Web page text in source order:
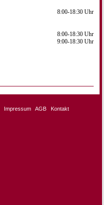
8:00-18:30 Uhr
8:00-18:30 Uhr
9:00-18:30 Uhr
Impressum AGB Kontakt